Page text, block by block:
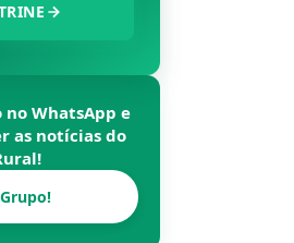
WhatsApp e
as notícias do
!